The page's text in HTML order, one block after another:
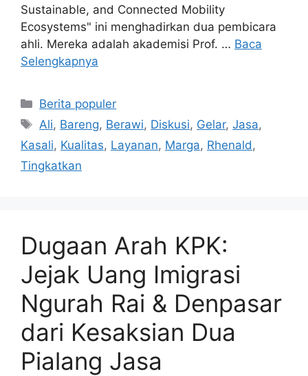
Sustainable, and Connected Mobility
Ecosystems" ini menghadirkan dua pembicara
ahli. Mereka adalah akademisi Prof. … Baca
Selengkapnya
Kategori
Berita populer
Tag
Ali, Bareng, Berawi, Diskusi, Gelar,Jasa,
Kasali, Kualitas, Layanan, Marga, Rhenald ,
Tingkatkan
Dugaan Arah KPK:
Jejak Uang Imigrasi
Ngurah Rai & Denpasar
dari Kesaksian Dua
Pialang Jasa